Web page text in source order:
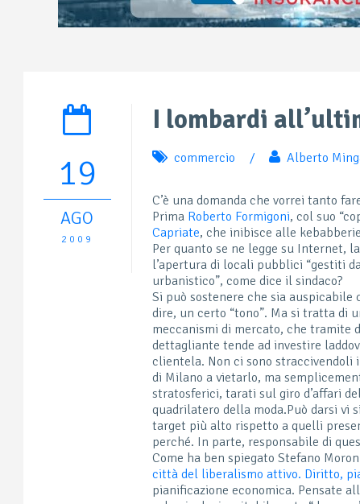
19
AGO
2009
I lombardi
commercio / Alberto
C’è una domanda che vorrei tanto
Prima Roberto Formigoni, col suo
Capriate, che inibisce alle
Per quanto se ne legge su Internet,
l’apertura di locali pubblici “gestiti
urbanistico”, come dice il sindaco?
Si può sostenere che sia
dire, un certo “tono”. Ma si tratta di
meccanismi di mercato, che tramite
dettagliante tende ad investire
clientela. Non ci sono straccivendoli
di Milano a vietarlo, ma
stratosferici, tarati sul giro d’affari
quadrilatero della moda.Può darsi vi
target più alto rispetto a quelli
perché. In parte, responsabile di
Come ha ben spiegato Stefano
città del liberalismo attivo. Diritto,
pianificazione economica. Pensate